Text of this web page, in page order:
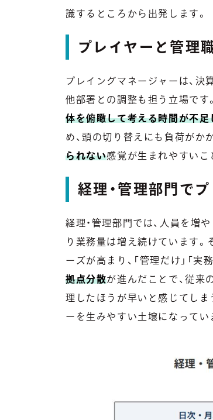
識するところから出発します。
プレイヤーと管理
プレイングマネージャーは、決
他部署との調整も担う立場です
体を俯瞰して考える時間が不足
め、頭の切り替えにも負荷がか
られない感覚が生まれやすいこ
経理・管理部門で
経理・管理部門では、人員を増や
り業務量は増え続けています
ーズが高まり、「管理だけ」「
拠点分散が進んだことで、従来
理したほうが早いと感じてしま
ーを生みやすい土壌になってい